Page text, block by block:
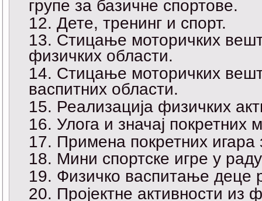
групе за базичне спортове.
Дете, тренинг и спорт.
Стицање моторичких
физичких области.
Стицање моторичких
васпитних области.
Реализација физичких
Улога и значај покретних
Примена покретних
Мини спортске игре у
Физичко васпитање деце
Пројектне активности